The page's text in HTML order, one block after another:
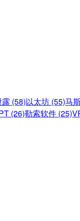
(58)以太坊 (55)马
(26)勒索软件 (25)